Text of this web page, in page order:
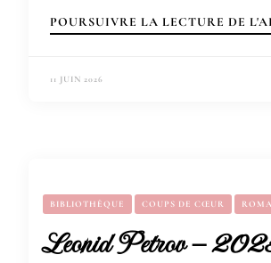
POURSUIVRE LA LECTURE DE
11 JUIN 2026
BIBLIOTHÈQUE COUPS DE CŒUR
Leonid Petrov –